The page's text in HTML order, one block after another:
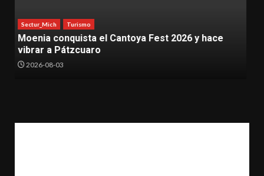
Sectur_Mich Turismo
Impulsa Sectur catálogo nacional de locaciones
para atraer producciones audiovisuales
2026-07-31